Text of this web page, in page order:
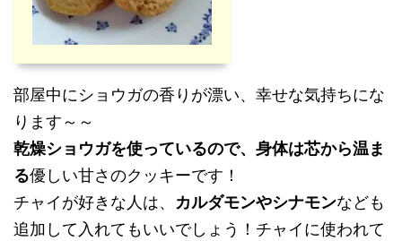
部屋中にショウガの香りが漂い、幸せな気持ちにな
ります～～
乾燥ショウガを使っているので、身体は芯から温ま
る優しい甘さのクッキーです！
チャイが好きな人は、 カルダモンやシナモンなども
追加して入れてもいいでしょう！チャイに使われて